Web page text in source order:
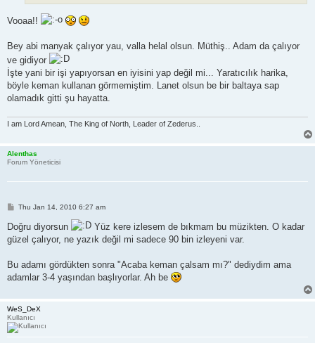
Vooaa!!
Bey abi manyak çalıyor yau, valla helal olsun. Müthiş.. Adam da çalıyor
ve gidiyor
İşte yani bir işi yapıyorsan en iyisini yap değil mi... Yaratıcılık harika,
böyle keman kullanan görmemiştim. Lanet olsun be bir baltaya sap
olamadık gitti şu hayatta.
I am Lord Amean, The King of North, Leader of Zederus..
Alenthas
Forum Yöneticisi
P
t
Thu Jan 14, 2010 6:27 am
Doğru diyorsun
Yüz kere izlesem de bıkmam bu müzikten. O kadar
güzel çalıyor, ne yazık değil mi sadece 90 bin izleyeni var.
Bu adamı gördükten sonra "Acaba keman çalsam mı?" dediydim ama
adamlar 3-4 yaşından başlıyorlar. Ah be
WeS_DeX
Kullanıcı